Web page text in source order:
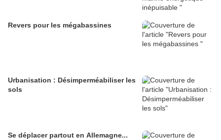
Revers pour les mégabassines
Urbanisation : Désimperméabiliser les
sols
Se déplacer partout en Allemagne...